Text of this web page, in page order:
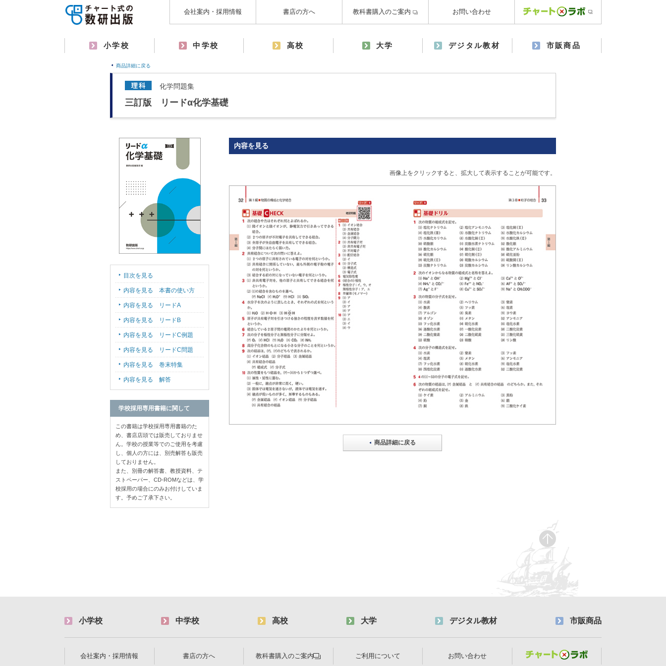
会社案内・採用情報 書店の方へ 教科書購入のご案内 お問い合わせ
小学校 中学校 高校 大学 デジタル教材 市販商品
商品詳細に戻る
化学問題集
三訂版 リードα化学基礎
内容を見る
画像上をクリックすると、拡大して表示することが可能です。
商品詳細に戻る
目次を見る
内容を見る 本書の使い方
内容を見る リードA
内容を見る リードB
内容を見る リードC例題
内容を見る リードC問題
内容を見る 巻末特集
内容を見る 解答
学校採用専用書籍に関して
この書籍は学校採用専用書籍のた
め、書店店頭では販売しておりませ
ん。学校の授業等でのご使用を考慮
し、個人の方には、別売解答も販売
しておりません。
また、別冊の解答書、教授資料、テ
ストペーパー、CD-ROMなどは、学
校採用の場合にのみお付けしていま
す。予めご了承下さい。
小学校 中学校 高校 大学 デジタル教材 市販商品
会社案内・採用情報 書店の方へ 教科書購入のご案内 ご利用について お問い合わせ